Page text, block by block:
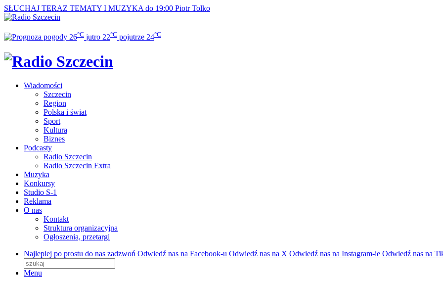
SŁUCHAJ TERAZ TEMATY I MUZYKA do 19:00 Piotr Tolko
26°C jutro 22°C pojutrze 24°C
Wiadomości
Szczecin
Region
Polska i świat
Sport
Kultura
Biznes
Podcasty
Radio Szczecin
Radio Szczecin Extra
Muzyka
Konkursy
Studio S-1
Reklama
O nas
Kontakt
Struktura organizacyjna
Ogłoszenia, przetargi
Najlepiej po prostu do nas zadzwoń Odwiedź nas na Facebook-u Odwiedź nas na X Odwiedź nas na Instagram-ie Odwiedź nas na
Menu